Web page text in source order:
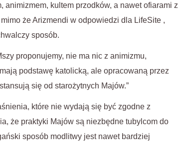
kultem przodków, a nawet ofiarami z
że Arizmendi w odpowiedzi dla LifeSite ,
sposób.
proponujemy, nie ma nic z animizmu,
podstawę katolicką, ale opracowaną przez
się od starożytnych Majów.”
które nie wydają się być zgodne z
że praktyki Majów są niezbędne tubylcom do
sposób modlitwy jest nawet bardziej